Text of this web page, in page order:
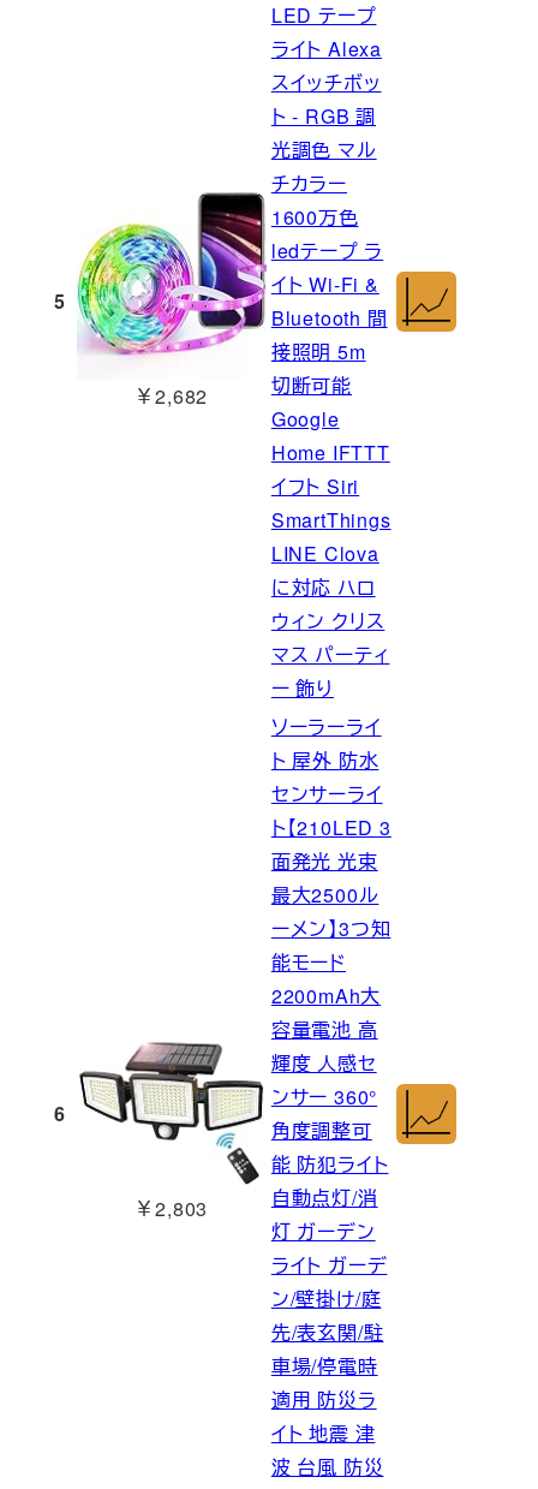
5
￥2,682
LED テープ
ライト Alexa
スイッチボッ
ト - RGB 調
光調色 マル
チカラー
1600万色
ledテープ ラ
イト Wi-Fi &
Bluetooth 間
接照明 5m
切断可能
Google
Home IFTTT
イフト Siri
SmartThings
LINE Clova
に対応 ハロ
ウィン クリス
マス パーティ
ー 飾り
6
￥2,803
ソーラーライ
ト 屋外 防水
センサーライ
ト【210LED 3
面発光 光束
最大2500ル
ーメン】3つ知
能モード
2200mAh大
容量電池 高
輝度 人感セ
ンサー 360°
角度調整可
能 防犯ライト
自動点灯/消
灯 ガーデン
ライト ガーデ
ン/壁掛け/庭
先/表玄関/駐
車場/停電時
適用 防災ラ
イト 地震 津
波 台風 防災